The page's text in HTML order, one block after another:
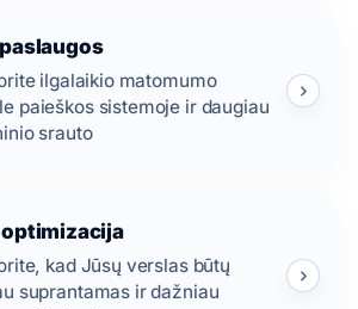
paslaugos
ilgalaikio matomumo
paieškos sistemoje ir daugiau
srauto
optimizacija
kad Jūsų verslas būtų
suprantamas ir dažniau